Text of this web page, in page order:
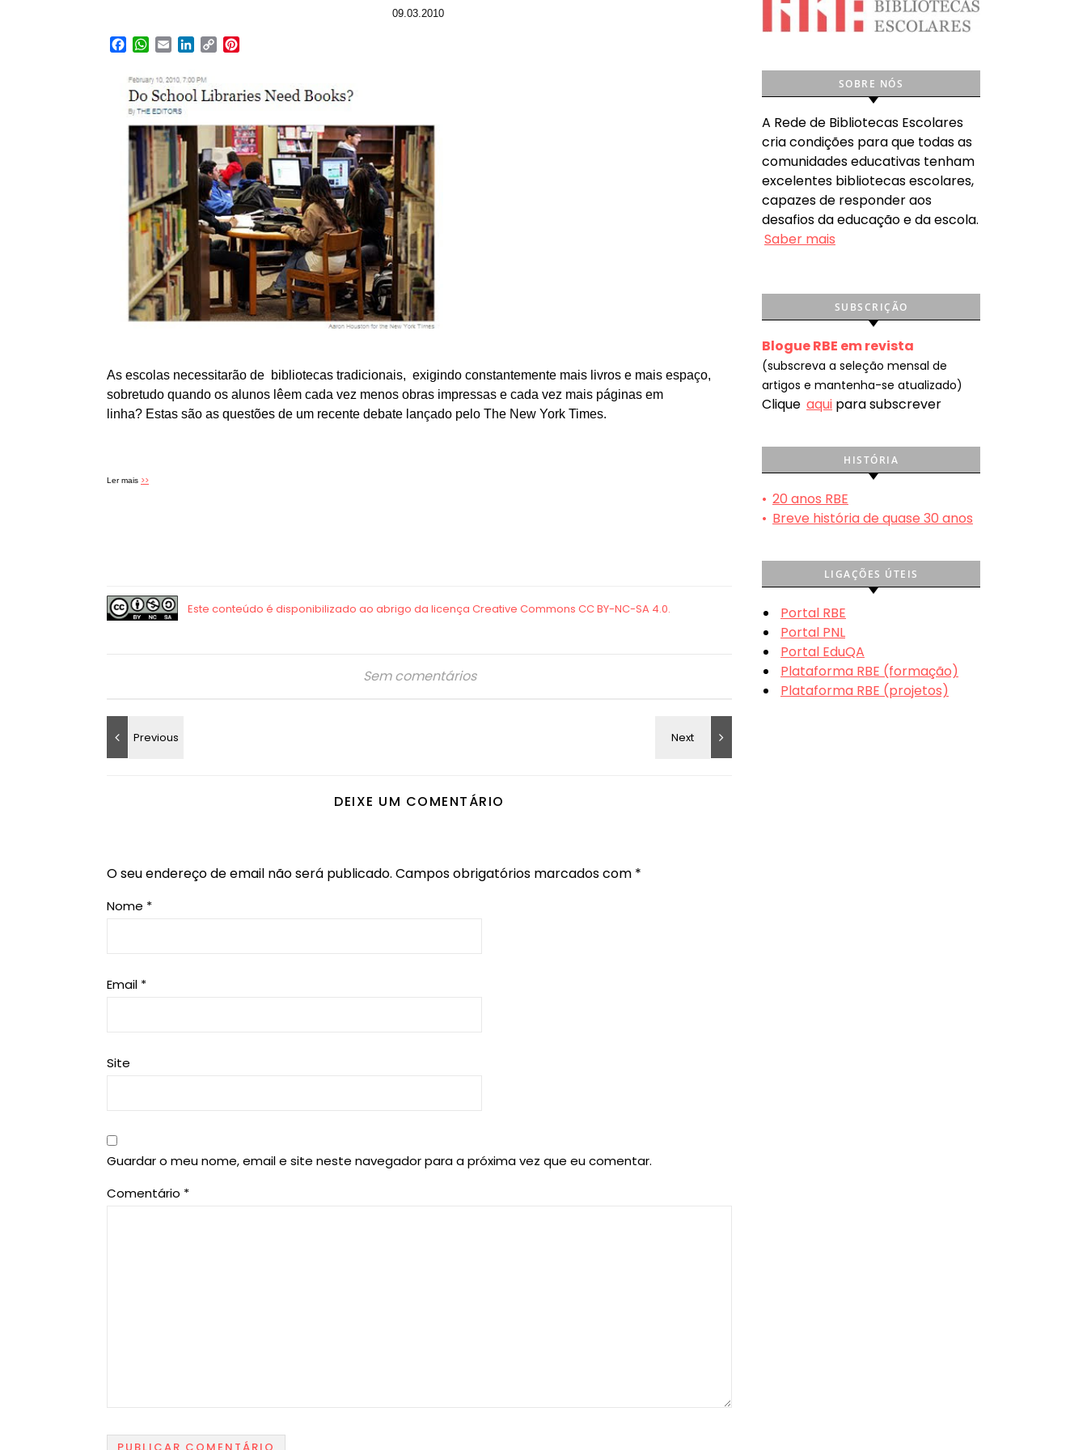
09.03.2010
Facebook
WhatsApp
EmailLinkedIn
Copy
As escolas necessitarão de bibliotecas tradicionais, exigindo constantemente mais livros e mais espaço,
sobretudo quando os alunos lêem cada vez menos obras impressas e cada vez mais páginas em
linha? Estas são as questões de um recente debate lançado pelo The New York Times.
Ler mais >>
Sem comentários
DEIXE UM COMENTÁRIO
O seu endereço de email não será publicado. Campos obrigatórios marcados com *
Nome *
Email *
Site
Guardar o meu nome, email e site neste navegador para a próxima vez que eu comentar.
Comentário *
SOBRE NÓS
A Rede de Bibliotecas Escolares
cria condições para que todas as
comunidades educativas tenham
excelentes bibliotecas escolares,
capazes de responder aos
desafios da educação e da escola.
Saber mais
SUBSCRIÇÃO
Blogue RBE em revista
(subscreva a seleção mensal de
artigos e mantenha-se atualizado)
Clique aqui para subscrever
HISTÓRIA
• 20 anos RBE
• Breve história de quase 30 anos
LIGAÇÕES ÚTEIS
Portal RBE
Portal PNL
Portal EduQA
Plataforma RBE (formação)
Plataforma RBE (projetos)